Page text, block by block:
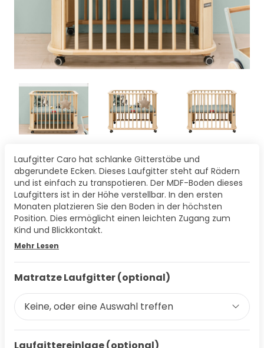
Laufgitter Caro hat schlanke Gitterstäbe und
abgerundete Ecken. Dieses Laufgitter steht auf Rädern
und ist einfach zu transpotieren. Der MDF-Boden dieses
Laufgitters ist in der Höhe verstellbar. In den ersten
Monaten platzieren Sie den Boden in der höchsten
Position. Dies ermöglicht einen leichten Zugang zum
Kind und Blickkontakt.
Mehr Lesen
Matratze Laufgitter (optional)
Keine, oder eine Auswahl treffen